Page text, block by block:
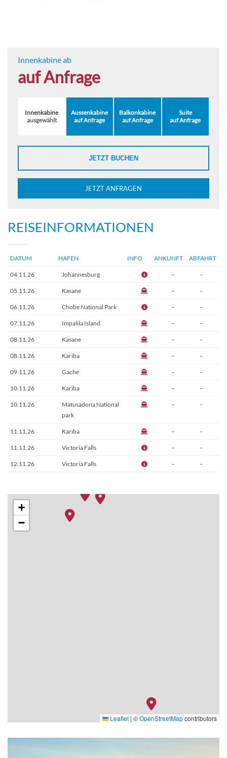
Innenkabine ab
auf Anfrage
Innenkabine
ausgewählt
Aussenkabine
auf Anfrage
Balkonkabine
auf Anfrage
Suite
auf Anfrage
JETZT BUCHEN
JETZT ANFRAGEN
REISEINFORMATIONEN
DATUM HAFEN INFO ANKUNFT ABFAHRT
04.11.26 Johannesburg – –
05.11.26 Kasane – –
06.11.26 Chobe National Park – –
07.11.26 Impalila Island – –
08.11.26 Kasane – –
08.11.26 Kariba – –
09.11.26 Gache – –
10.11.26 Kariba – –
10.11.26
Matusadona National
park
– –
11.11.26 Kariba – –
11.11.26 Victoria Falls – –
12.11.26 Victoria Falls – –
+
−
Leaflet | ©OpenStreetMapcontributors